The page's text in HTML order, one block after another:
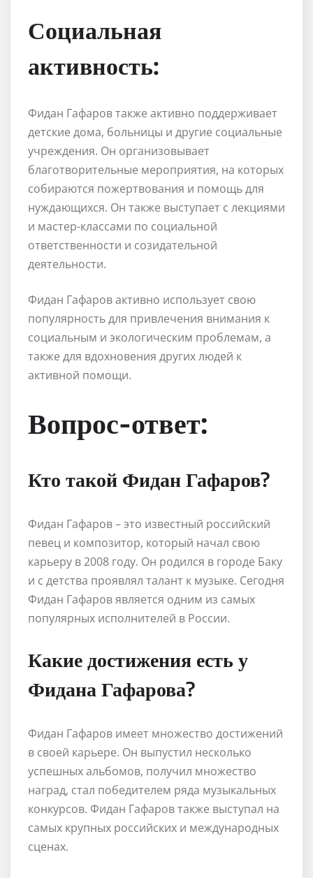
Социальная
активность:
Фидан Гафаров также активно поддерживает
детские дома, больницы и другие социальные
учреждения. Он организовывает
благотворительные мероприятия, на которых
собираются пожертвования и помощь для
нуждающихся. Он также выступает с лекциями
и мастер-классами по социальной
ответственности и созидательной
деятельности.
Фидан Гафаров активно использует свою
популярность для привлечения внимания к
социальным и экологическим проблемам, а
также для вдохновения других людей к
активной помощи.
Вопрос-ответ:
Кто такой Фидан Гафаров?
Фидан Гафаров – это известный российский
певец и композитор, который начал свою
карьеру в 2008 году. Он родился в городе Баку
и с детства проявлял талант к музыке. Сегодня
Фидан Гафаров является одним из самых
популярных исполнителей в России.
Какие достижения есть у
Фидана Гафарова?
Фидан Гафаров имеет множество достижений
в своей карьере. Он выпустил несколько
успешных альбомов, получил множество
наград, стал победителем ряда музыкальных
конкурсов. Фидан Гафаров также выступал на
самых крупных российских и международных
сценах.